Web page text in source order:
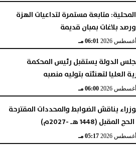
متابعة مستمرة لتداعيات الهزة
بلاغات بمبان قديمة
06:01 مـ
الدولة يستقبل رئيس المحكمة
العليا لتهنئته بتوليه منصبه
06:00 مـ
يناقش الضوابط والمحددات المقترحة
(1448 هـ -2027م)
05:17 مـ